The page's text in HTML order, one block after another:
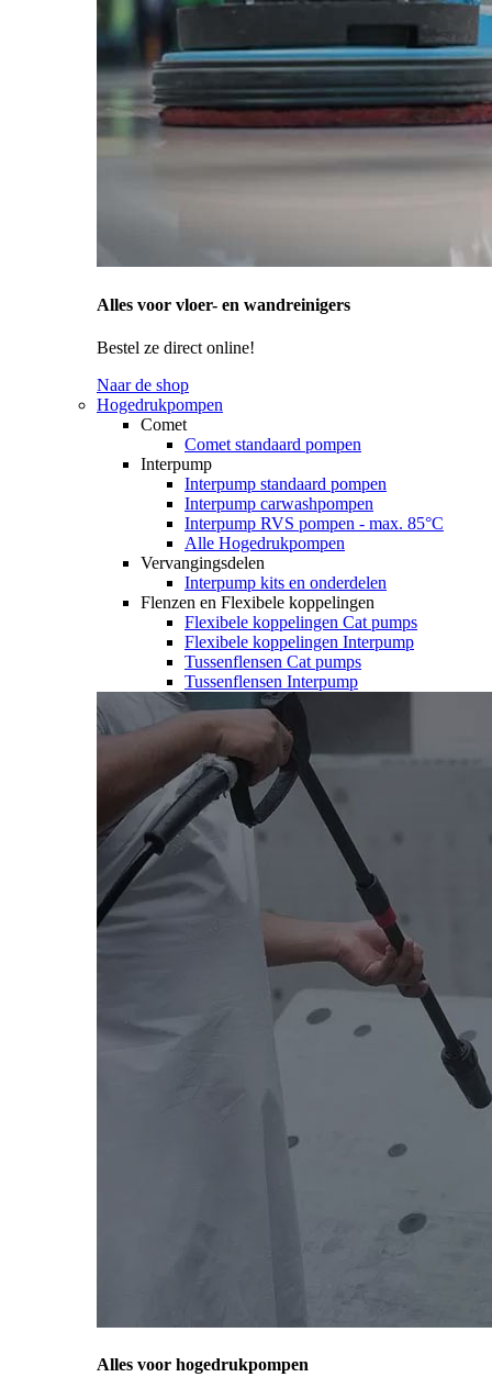
Alles voor vloer- en wandreinigers
Bestel ze direct online!
Naar de shop
Hogedrukpompen
Comet
Comet standaard pompen
Interpump
Interpump standaard pompen
Interpump carwashpompen
Interpump RVS pompen - max. 85°C
Alle Hogedrukpompen
Vervangingsdelen
Interpump kits en onderdelen
Flenzen en Flexibele koppelingen
Flexibele koppelingen Cat pumps
Flexibele koppelingen Interpump
Tussenflensen Cat pumps
Tussenflensen Interpump
Alles voor hogedrukpompen